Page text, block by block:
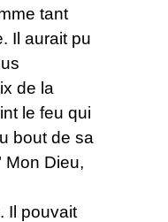
tant
Il aurait pu
de la
le feu qui
bout de sa
Mon Dieu,
Il pouvait